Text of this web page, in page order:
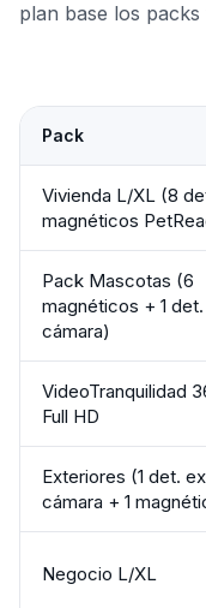
plan base los packs
Pack
Vivienda L/XL (8
magnéticos
Pack Mascotas (6
magnéticos + 1 det.
cámara)
VideoTranquilidad
Full HD
Exteriores (1 det.
cámara + 1
Negocio L/XL